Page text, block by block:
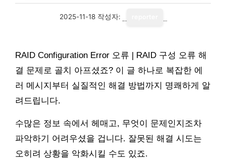
2025-11-18 작성자:
RAID Configuration Error 오류 | RAID 구성 오류 해
결 문제로 골치 아프셨죠? 이 글 하나로 복잡한 에
러 메시지부터 실질적인 해결 방법까지 명쾌하게 알
려드립니다.
수많은 정보 속에서 헤매고, 무엇이 문제인지조차
파악하기 어려우셨을 겁니다. 잘못된 해결 시도는
오히려 상황을 악화시킬 수도 있죠.